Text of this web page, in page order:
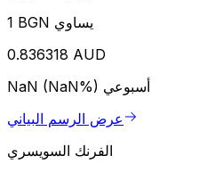
1 BGN يساوي
0.836318 AUD
NaN (NaN%) أسبوعي
عرض الرسم البياني
الفرنك السويسري